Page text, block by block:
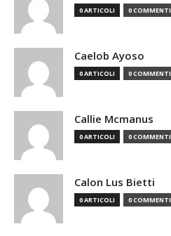
0 ARTICOLI 0 COMMENTI
Caelob Ayoso
0 ARTICOLI 0 COMMENTI
Callie Mcmanus
0 ARTICOLI 0 COMMENTI
Calon Lus Bietti
0 ARTICOLI 0 COMMENTI